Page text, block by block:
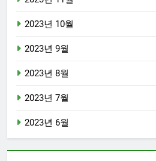
2023년 10월
2023년 9월
2023년 8월
2023년 7월
2023년 6월